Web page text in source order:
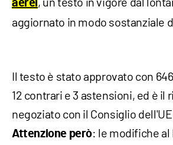
aerei
aggiornato in modo sostanziale
Il testo è stato approvato con
12 contrari e 3 astensioni, ed è il
negoziato con il Consiglio
Attenzione però: le modifiche